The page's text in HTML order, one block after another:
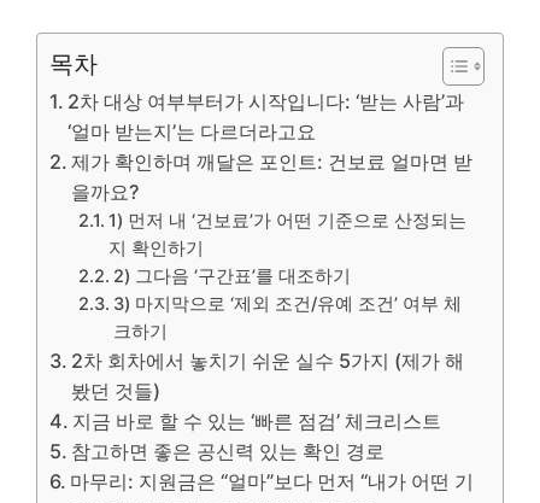
목차
2차 대상 여부부터가 시작입니다: ‘받는 사람’과
‘얼마 받는지’는 다르더라고요
제가 확인하며 깨달은 포인트: 건보료 얼마면 받
을까요?
1) 먼저 내 ‘건보료’가 어떤 기준으로 산정되는
지 확인하기
2) 그다음 ‘구간표’를 대조하기
3) 마지막으로 ‘제외 조건/유예 조건’ 여부 체
크하기
2차 회차에서 놓치기 쉬운 실수 5가지 (제가 해
봤던 것들)
지금 바로 할 수 있는 ‘빠른 점검’ 체크리스트
참고하면 좋은 공신력 있는 확인 경로
마무리: 지원금은 “얼마”보다 먼저 “내가 어떤 기